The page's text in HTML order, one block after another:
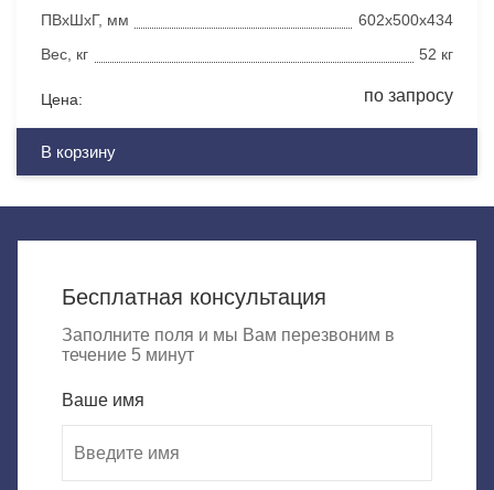
ПВхШхГ, мм
602x500x434
Вес, кг
52 кг
Цена: по запросу
В корзину
Бесплатная консультация
Заполните поля и мы Вам перезвоним в
течение 5 минут
Ваше имя